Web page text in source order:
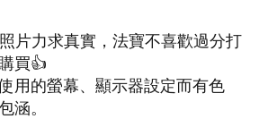
片力求真實，法寶不喜歡過分打
買👍
用的螢幕、顯示器設定而有色
涵。